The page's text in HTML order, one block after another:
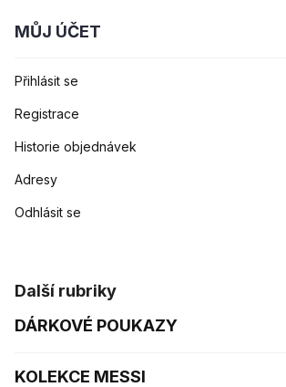
MŮJ ÚČET
Přihlásit se
Registrace
Historie objednávek
Adresy
Odhlásit se
Další rubriky
DÁRKOVÉ POUKAZY
KOLEKCE MESSI